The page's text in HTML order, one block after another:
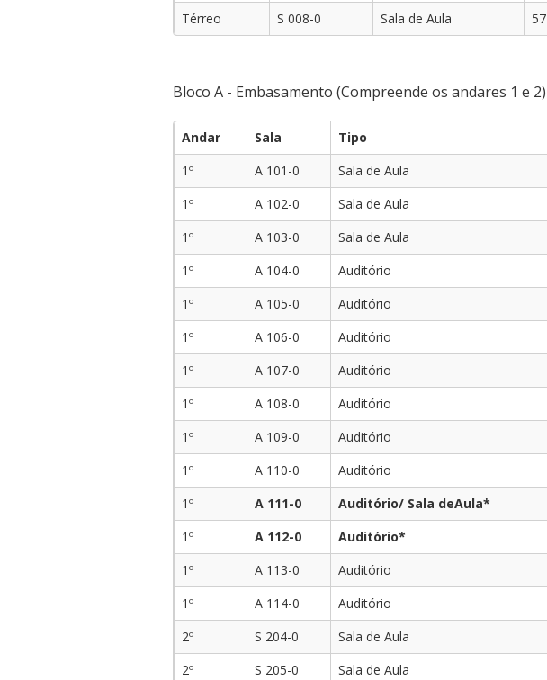
Térreo
S 008-0 Sala de Aula 57
Bloco A - Embasamento (Compreende os andares 1 e 2)
Andar Sala Tipo
1º
A 101-0 Sala de Aula
1º
A 102-0 Sala de Aula
1º
A 103-0 Sala de Aula
1º
A 104-0 Auditório
1º
A 105-0 Auditório
1º
A 106-0 Auditório
1º
A 107-0 Auditório
1º
A 108-0 Auditório
1º
A 109-0 Auditório
1º
A 110-0 Auditório
1º
A 111-0 Auditório/ Sala deAula*
1º
A 112-0 Auditório*
1º
A 113-0 Auditório
1º
A 114-0 Auditório
2º
S 204-0 Sala de Aula
2º
S 205-0 Sala de Aula